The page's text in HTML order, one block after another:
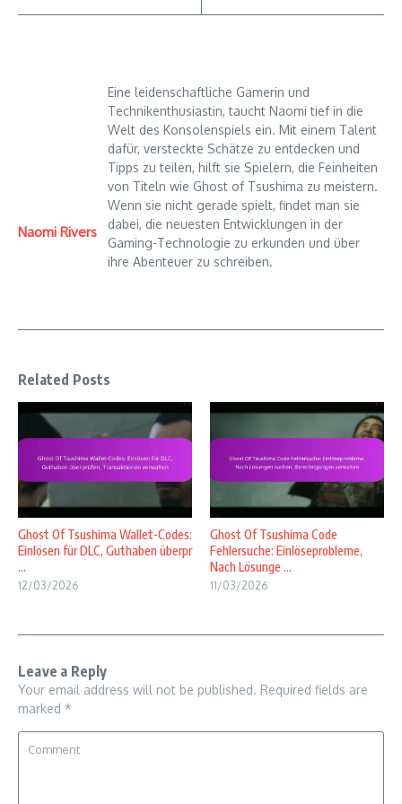
Naomi Rivers
Eine leidenschaftliche Gamerin und
Technikenthusiastin, taucht Naomi tief in die
Welt des Konsolenspiels ein. Mit einem Talent
dafür, versteckte Schätze zu entdecken und
Tipps zu teilen, hilft sie Spielern, die Feinheiten
von Titeln wie Ghost of Tsushima zu meistern.
Wenn sie nicht gerade spielt, findet man sie
dabei, die neuesten Entwicklungen in der
Gaming-Technologie zu erkunden und über
ihre Abenteuer zu schreiben.
Related Posts
Ghost Of Tsushima Wallet-Codes:
Einlösen für DLC, Guthaben überpr
...
12/03/2026
Ghost Of Tsushima Code
Fehlersuche: Einlöseprobleme,
Nach Lösunge ...
11/03/2026
Leave a Reply
Your email address will not be published. Required fields are
marked *